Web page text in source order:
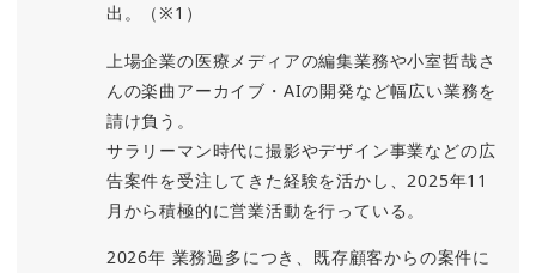
出。（※1）
上場企業の医療メディアの編集業務や小室哲哉さ
んの楽曲アーカイブ・AIの開発など幅広い業務を
請け負う。
サラリーマン時代に撮影やデザイン事業などの広
告案件を受注してきた経験を活かし、2025年11
月から積極的に営業活動を行っている。
2026年 業務過多につき、既存顧客からの案件に